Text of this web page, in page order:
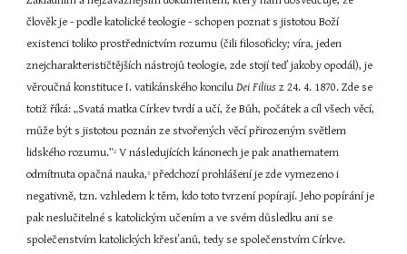
člověk je - podle katolické teologie - schopen poznat s jistotou Boží
existenci toliko prostřednictvím rozumu (čili filosoficky; víra, jeden
znejcharakterističtějších nástrojů teologie, zde stojí teď jakoby opodál), je
věroučná konstituce I. vatikánského koncilu Dei Filius z 24. 4. 1870. Zde se
totiž říká: „Svatá matka Církev tvrdí a učí, že Bůh, počátek a cíl všech věcí,
může být s jistotou poznán ze stvořených věcí přirozeným světlem
lidského rozumu.”2 V následujících kánonech je pak anathematem
odmítnuta opačná nauka,3 předchozí prohlášení je zde vymezeno i
negativně, tzn. vzhledem k těm, kdo toto tvrzení popírají. Jeho popírání je
pak neslučitelné s katolickým učením a ve svém důsledku ani se
společenstvím katolických křesťanů, tedy se společenstvím Církve.